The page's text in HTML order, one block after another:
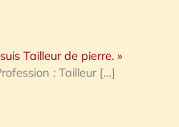
Tailleur de pierre. »
: Tailleur […]